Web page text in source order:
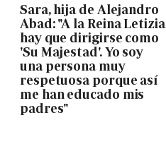
Sara, hija de Alejandro
Abad: "A la Reina Letizia
hay que dirigirse como
'Su Majestad'. Yo soy
una persona muy
respetuosa porque así
me han educado mis
padres"